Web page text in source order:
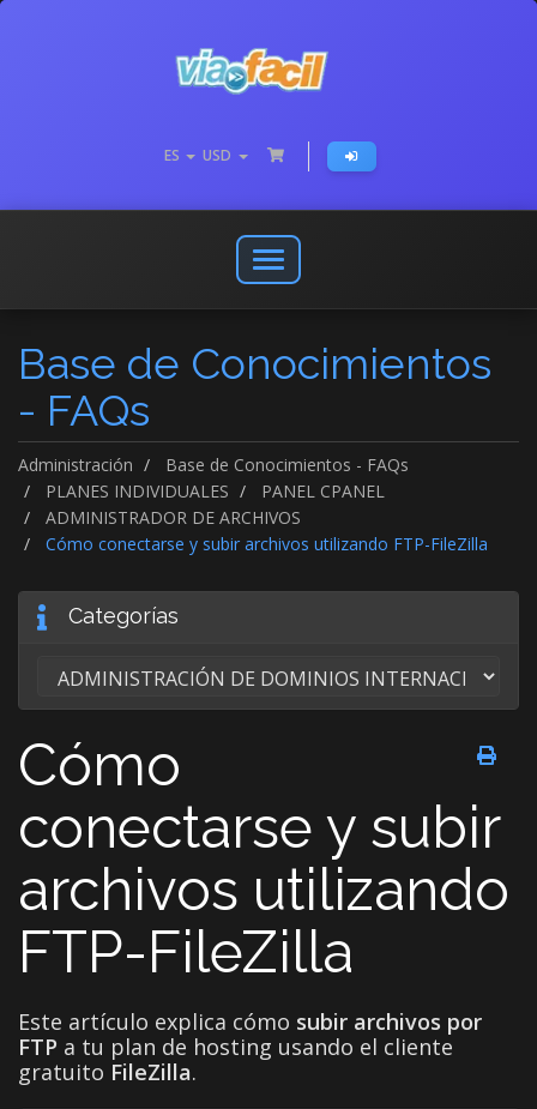
ES USD
Abrir
o
menú
de
Base de Conocimientos
- FAQs
Administración
Base de Conocimientos - FAQs
PLANES INDIVIDUALES
PANEL CPANEL
ADMINISTRADOR DE ARCHIVOS
Cómo conectarse y subir archivos utilizando FTP-FileZilla
Categorías
Cómo
conectarse y subir
archivos utilizando
FTP-FileZilla
Este artículo explica cómo subir archivos por
FTP a tu plan de hosting usando el cliente
gratuito FileZilla.